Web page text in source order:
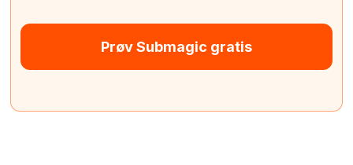
Prøv Submagic gratis